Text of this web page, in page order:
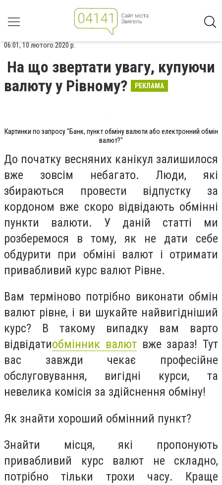
06:01, 10 лютого 2020 р.
На що звертати увагу, купуючи
валюту у Рівному?
РЕКЛАМА
Картинки по запросу "Банк, пункт обміну валюти або електронний обмін
валют?"
До початку весняних канікул залишилося
вже зовсім небагато. Люди, які
збираються провести відпустку за
кордоном вже скоро відвідають обмінні
пункти валюти. У даній статті ми
розберемося в тому, як не дати себе
обдурити при обміні валют і отримати
привабливий курс валют Рівне.
Вам терміново потрібно виконати обмін
валют рівне, і ви шукайте найвигідніший
курс? В такому випадку вам варто
відвідатиобмінник валютвже зараз! Тут
вас завжди чекає професійне
обслуговування, вигідні курси, та
невелика комісія за здійснення обміну!
Як знайти хороший обмінний пункт?
Знайти місця, які пропонують
привабливий курс валют не складно,
потрібно тільки трохи часу. Краще